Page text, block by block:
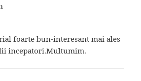
foarte bun-interesant mai ales
incepatori.Multumim.